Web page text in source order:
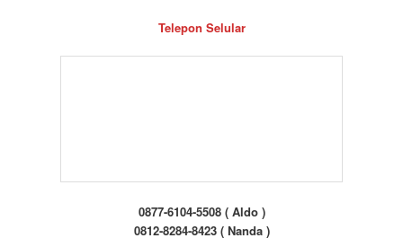
Telepon Selular
0877-6104-5508 ( Aldo )
0812-8284-8423 ( Nanda )